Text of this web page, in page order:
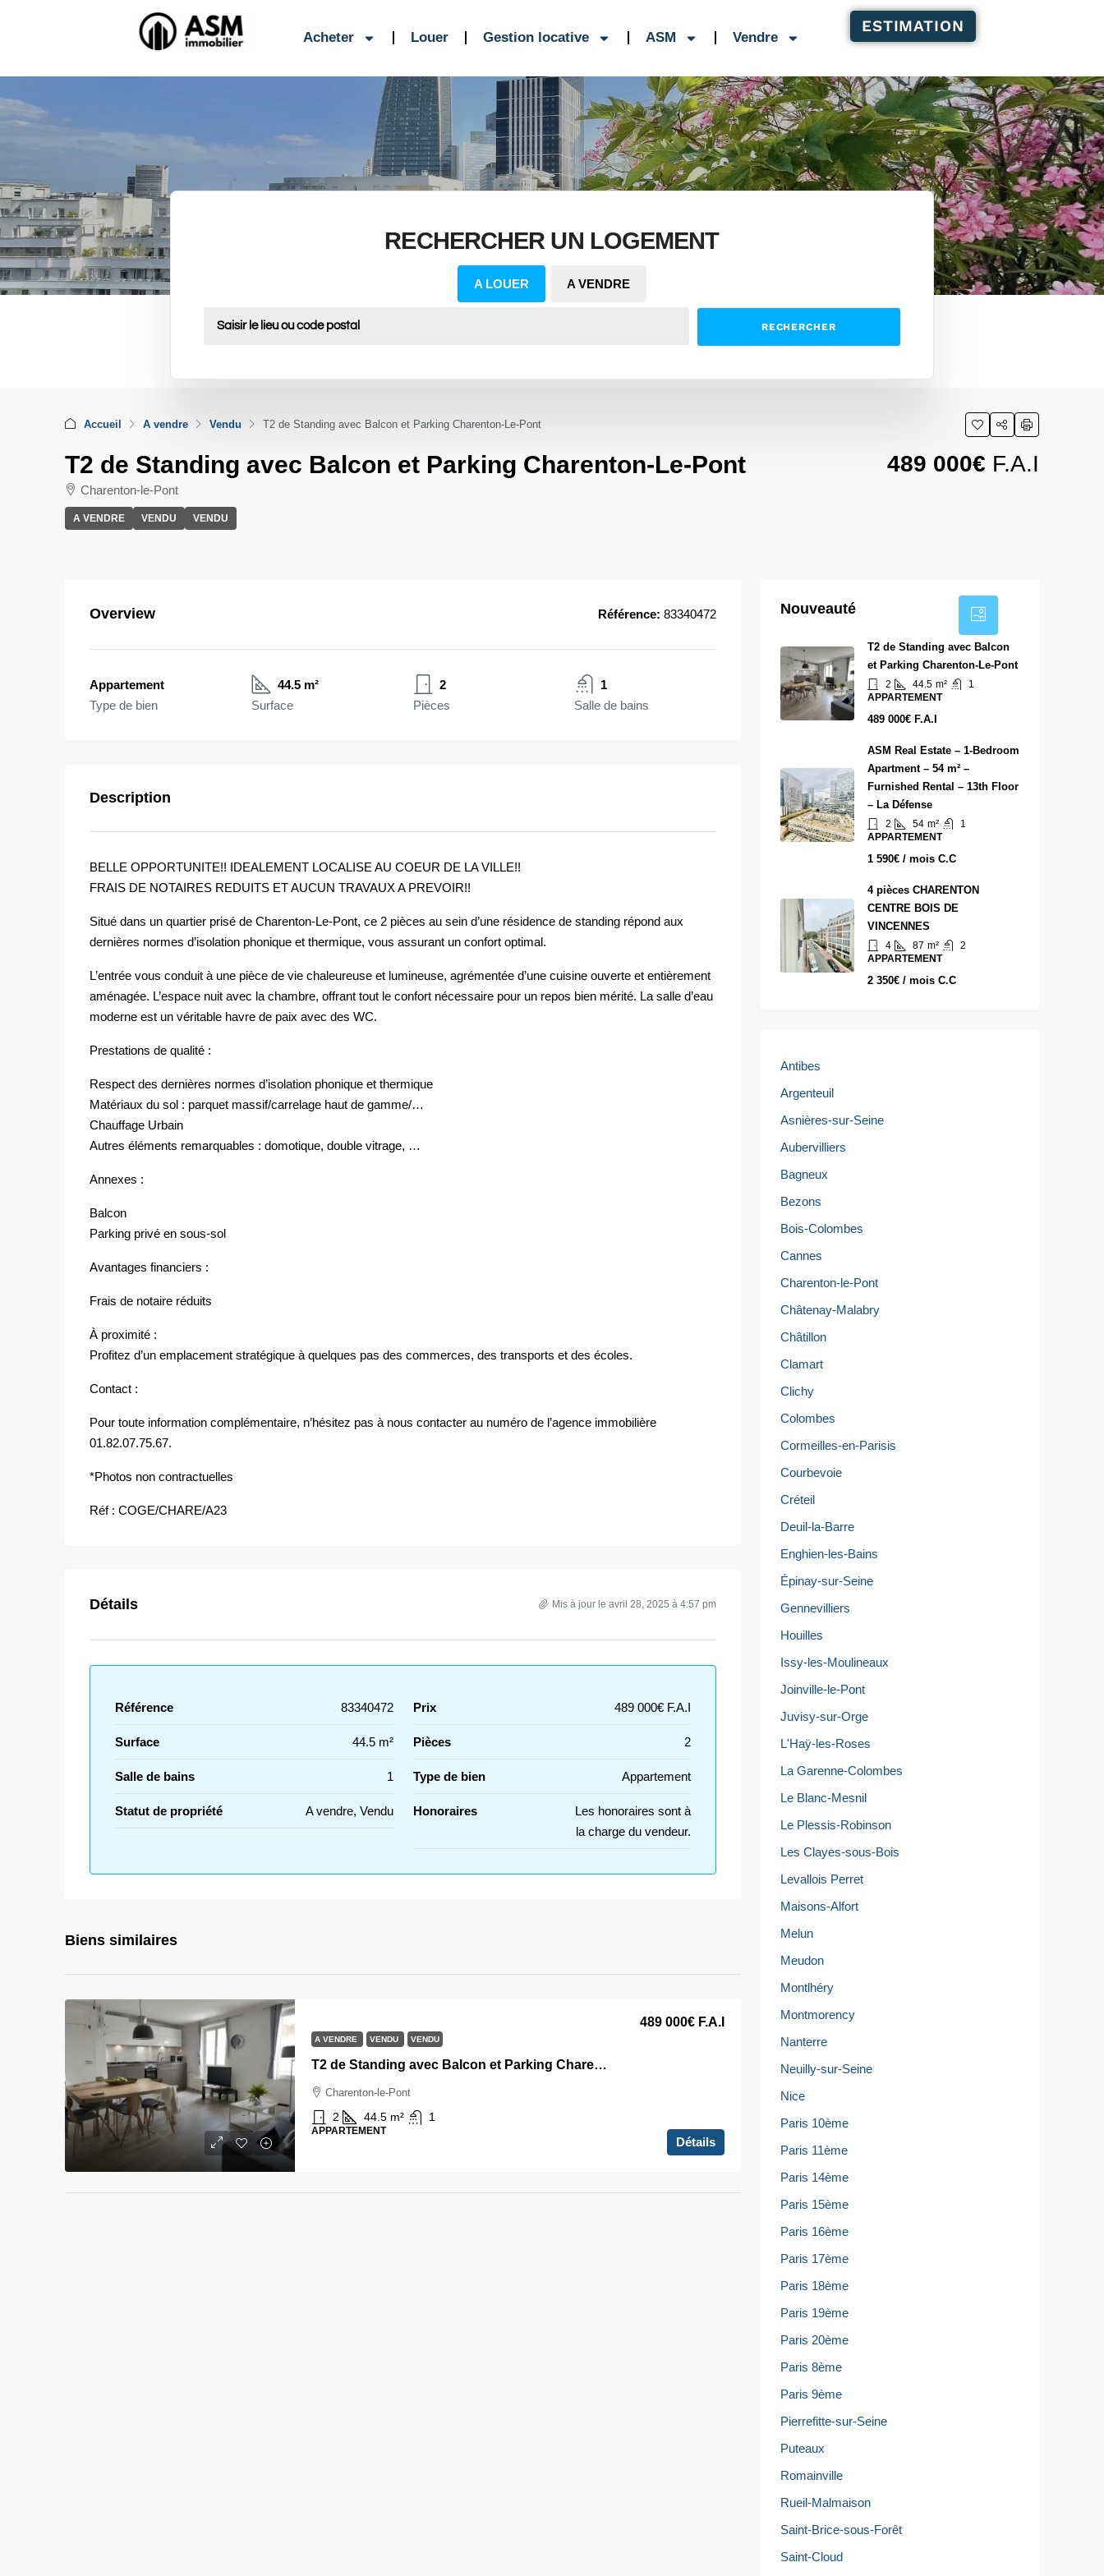
Acheter Louer Gestion locative ASM Vendre
ESTIMATION
RECHERCHER UN LOGEMENT
A LOUER A VENDRE
RECHERCHER
Accueil A vendre Vendu T2 de Standing avec Balcon et Parking Charenton-Le-Pont
T2 de Standing avec Balcon et Parking Charenton-Le-Pont
Charenton-le-Pont
A VENDRE VENDU VENDU
489 000€ F.A.I
Overview Référence: 83340472
Appartement
Type de bien
44.5 m²
Surface
2
Pièces
1
Salle de bains
Description
BELLE OPPORTUNITE!! IDEALEMENT LOCALISE AU COEUR DE LA VILLE!!
FRAIS DE NOTAIRES REDUITS ET AUCUN TRAVAUX A PREVOIR!!
Situé dans un quartier prisé de Charenton-Le-Pont, ce 2 pièces au sein d’une résidence de standing répond aux
dernières normes d’isolation phonique et thermique, vous assurant un confort optimal.
L’entrée vous conduit à une pièce de vie chaleureuse et lumineuse, agrémentée d’une cuisine ouverte et entièrement
aménagée. L’espace nuit avec la chambre, offrant tout le confort nécessaire pour un repos bien mérité. La salle d’eau
moderne est un véritable havre de paix avec des WC.
Prestations de qualité :
Respect des dernières normes d’isolation phonique et thermique
Matériaux du sol : parquet massif/carrelage haut de gamme/…
Chauffage Urbain
Autres éléments remarquables : domotique, double vitrage, …
Annexes :
Balcon
Parking privé en sous-sol
Avantages financiers :
Frais de notaire réduits
À proximité :
Profitez d’un emplacement stratégique à quelques pas des commerces, des transports et des écoles.
Contact :
Pour toute information complémentaire, n’hésitez pas à nous contacter au numéro de l’agence immobilière
01.82.07.75.67.
*Photos non contractuelles
Réf : COGE/CHARE/A23
Détails Mis à jour le avril 28, 2025 à 4:57 pm
Référence 83340472 Prix 489 000€ F.A.I
Surface 44.5 m² Pièces 2
Salle de bains 1 Type de bien Appartement
Statut de propriété A vendre, Vendu Honoraires
Les honoraires sont à
la charge du vendeur.
Biens similaires
A VENDRE VENDU VENDU
T2 de Standing avec Balcon et Parking Charenton-Le-Pont
489 000€ F.A.I
Charenton-le-Pont
2 44.5 m² 1
APPARTEMENT
Détails
Nouveauté
T2 de Standing avec Balcon
et Parking Charenton-Le-Pont
2 44.5 m²
1
APPARTEMENT
489 000€ F.A.I
ASM Real Estate – 1-Bedroom
Apartment – 54 m² –
Furnished Rental – 13th Floor
– La Défense
2 54 m²
1
APPARTEMENT
1 590€ / mois C.C
4 pièces CHARENTON
CENTRE BOIS DE
VINCENNES
4 87 m²
2
APPARTEMENT
2 350€ / mois C.C
Antibes
Argenteuil
Asnières-sur-Seine
Aubervilliers
Bagneux
Bezons
Bois-Colombes
Cannes
Charenton-le-Pont
Châtenay-Malabry
Châtillon
Clamart
Clichy
Colombes
Cormeilles-en-Parisis
Courbevoie
Créteil
Deuil-la-Barre
Enghien-les-Bains
Épinay-sur-Seine
Gennevilliers
Houilles
Issy-les-Moulineaux
Joinville-le-Pont
Juvisy-sur-Orge
L'Haÿ-les-Roses
La Garenne-Colombes
Le Blanc-Mesnil
Le Plessis-Robinson
Les Clayes-sous-Bois
Levallois Perret
Maisons-Alfort
Melun
Meudon
Montlhéry
Montmorency
Nanterre
Neuilly-sur-Seine
Nice
Paris 10ème
Paris 11ème
Paris 14ème
Paris 15ème
Paris 16ème
Paris 17ème
Paris 18ème
Paris 19ème
Paris 20ème
Paris 8ème
Paris 9ème
Pierrefitte-sur-Seine
Puteaux
Romainville
Rueil-Malmaison
Saint-Brice-sous-Forêt
Saint-Cloud